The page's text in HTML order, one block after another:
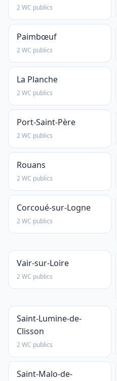
2 WC publics
Paimbœuf
2 WC publics
La Planche
2 WC publics
Port-Saint-Père
2 WC publics
Rouans
2 WC publics
Corcoué-sur-Logne
2 WC publics
Vair-sur-Loire
2 WC publics
Saint-Lumine-de-
Clisson
2 WC publics
Saint-Malo-de-